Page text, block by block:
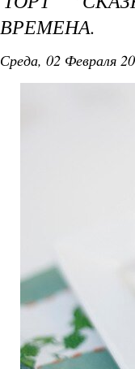
ВРЕМЕНА.
Среда, 02 Февраля